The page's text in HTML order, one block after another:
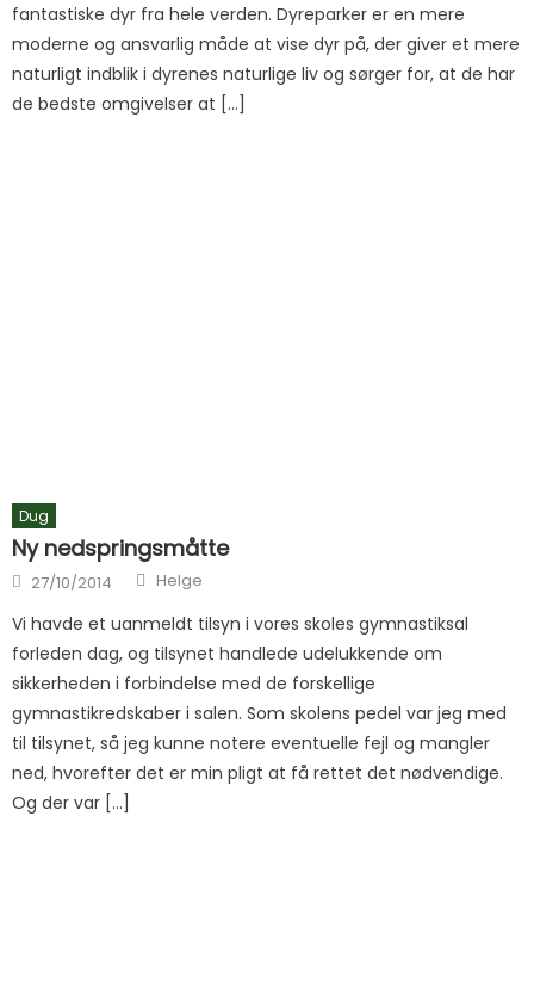
fantastiske dyr fra hele verden. Dyreparker er en mere
moderne og ansvarlig måde at vise dyr på, der giver et mere
naturligt indblik i dyrenes naturlige liv og sørger for, at de har
de bedste omgivelser at […]
Dug
Ny nedspringsmåtte
Posted on
27/10/2014 Author
Helge
Vi havde et uanmeldt tilsyn i vores skoles gymnastiksal
forleden dag, og tilsynet handlede udelukkende om
sikkerheden i forbindelse med de forskellige
gymnastikredskaber i salen. Som skolens pedel var jeg med
til tilsynet, så jeg kunne notere eventuelle fejl og mangler
ned, hvorefter det er min pligt at få rettet det nødvendige.
Og der var […]